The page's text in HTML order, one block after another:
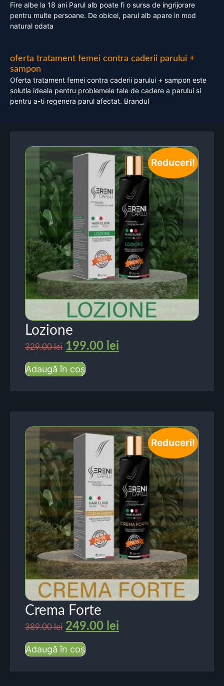
Fire albe la 18 ani Parul alb poate fi o sursa de ingrijorare
pentru multe persoane. De obicei, parul alb apare in mod
natural odata
oferta tratament femei contra caderii parului +
sampon
Oferta tratament femei contra caderii parului + sampon este
solutia ideala pentru problemele tale de cadere a parului si
pentru a-ti regenera parul afectat. Brandul
Reduceri!
Lozione
329.00lei 199.00 lei
Adaugă în coș
Reduceri!
Crema Forte
389.00lei 249.00 lei
Adaugă în coș